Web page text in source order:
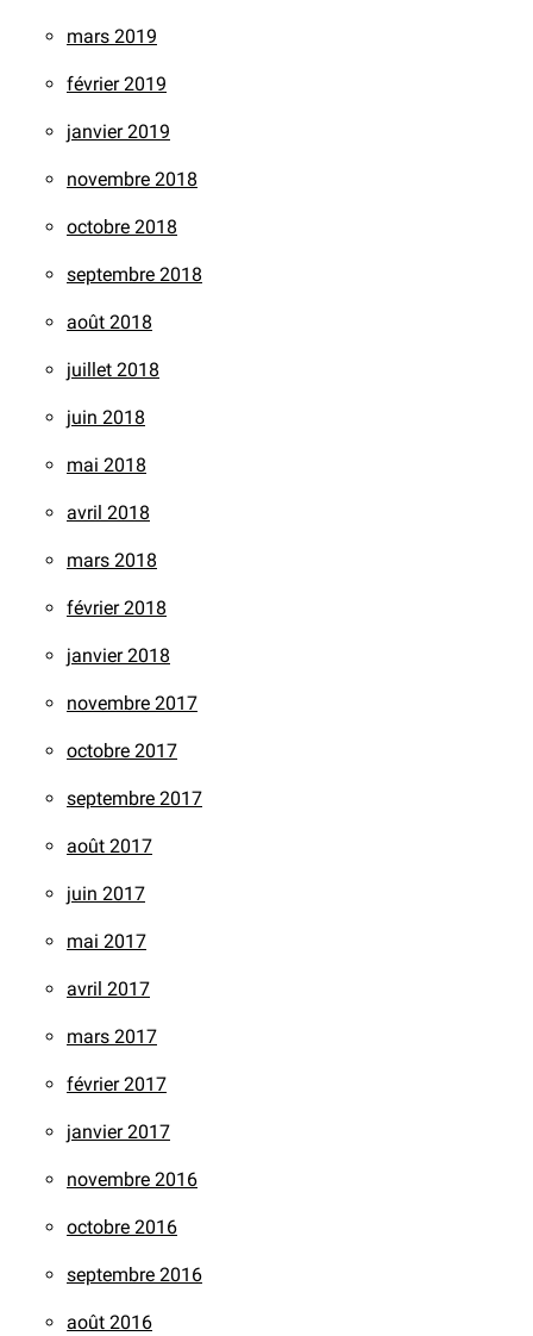
mars 2019
février 2019
janvier 2019
novembre 2018
octobre 2018
septembre 2018
août 2018
juillet 2018
juin 2018
mai 2018
avril 2018
mars 2018
février 2018
janvier 2018
novembre 2017
octobre 2017
septembre 2017
août 2017
juin 2017
mai 2017
avril 2017
mars 2017
février 2017
janvier 2017
novembre 2016
octobre 2016
septembre 2016
août 2016